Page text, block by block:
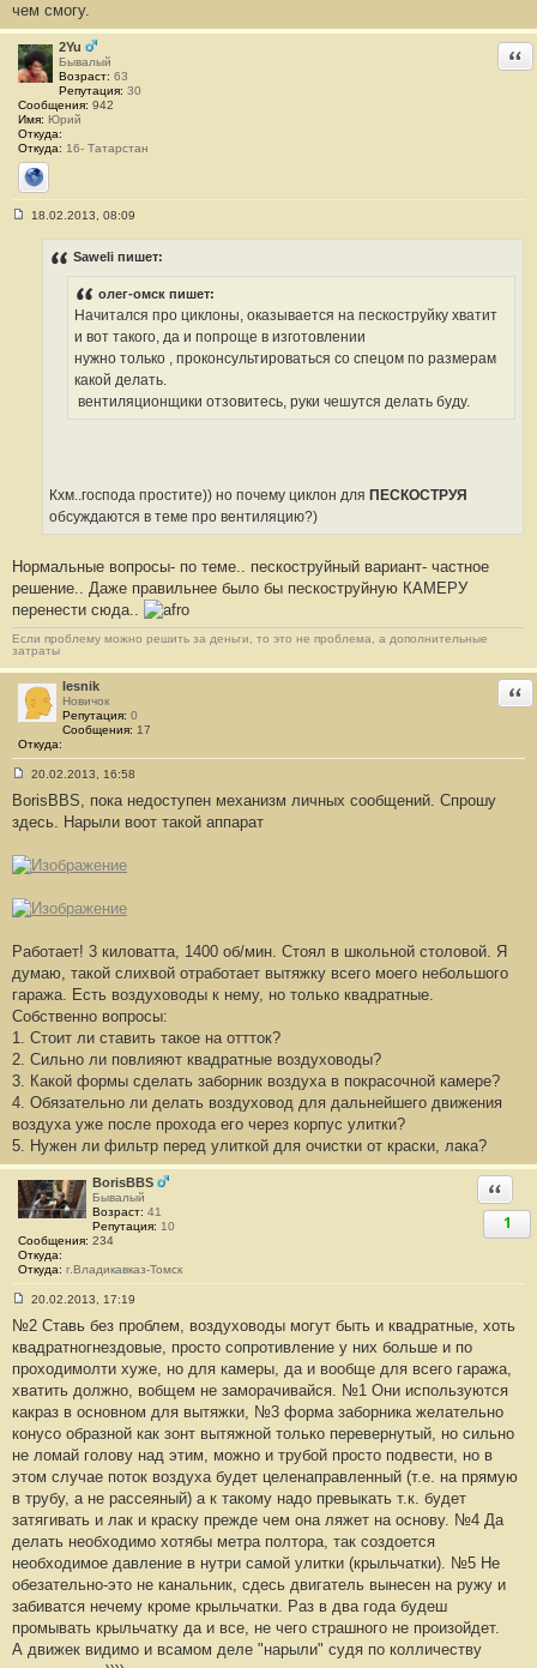
н
и
е
#
6
чем смогу.
2Yu
Бывалый
Возраст: 63
Репутация: 30
Сообщения: 942
Имя: Юрий
Откуда:
Откуда: 16- Татарстан
Сайт
18.02.2013, 08:09
Saweli пишет:
олег-омск пишет:
Начитался про циклоны, оказывается на пескоструйку хватит
и вот такого, да и попроще в изготовлении
нужно только , проконсультироваться со спецом по размерам
какой делать.
вентиляционщики отзовитесь, руки чешутся делать буду.
Кхм..господа простите)) но почему циклон для ПЕСКОСТРУЯ
обсуждаются в теме про вентиляцию?)
Нормальные вопросы- по теме.. пескоструйный вариант- частное
решение.. Даже правильнее было бы пескоструйную КАМЕРУ
перенести сюда..
Если проблему можно решить за деньги, то это не проблема, а дополнительные
затраты
lesnik
Новичок
Репутация: 0
Сообщения: 17
Откуда:
о
б
е
н
е
#
20.02.2013, 16:58
BorisBBS, пока недоступен механизм личных сообщений. Спрошу
здесь. Нарыли воот такой аппарат
Работает! 3 киловатта, 1400 об/мин. Стоял в школьной столовой. Я
думаю, такой слихвой отработает вытяжку всего моего небольшого
гаража. Есть воздуховоды к нему, но только квадратные.
Собственно вопросы:
1. Стоит ли ставить такое на оттток?
2. Сильно ли повлияют квадратные воздуховоды?
3. Какой формы сделать заборник воздуха в покрасочной камере?
4. Обязательно ли делать воздуховод для дальнейшего движения
воздуха уже после прохода его через корпус улитки?
5. Нужен ли фильтр перед улиткой для очистки от краски, лака?
BorisBBS
Бывалый
Возраст: 41
Репутация: 10
Сообщения: 234
Откуда:
Откуда: г.Владикавказ-Томск
1
о
б
щ
н
и
#
6
20.02.2013, 17:19
№2 Ставь без проблем, воздуховоды могут быть и квадратные, хоть
квадратногнездовые, просто сопротивление у них больше и по
проходимолти хуже, но для камеры, да и вообще для всего гаража,
хватить должно, вобщем не заморачивайся. №1 Они используются
какраз в основном для вытяжки, №3 форма заборника желательно
конусо образной как зонт вытяжной только перевернутый, но сильно
не ломай голову над этим, можно и трубой просто подвести, но в
этом случае поток воздуха будет целенаправленный (т.е. на прямую
в трубу, а не рассеяный) а к такому надо превыкать т.к. будет
затягивать и лак и краску прежде чем она ляжет на основу. №4 Да
делать необходимо хотябы метра полтора, так создоется
необходимое давление в нутри самой улитки (крыльчатки). №5 Не
обезательно-это не канальник, сдесь двигатель вынесен на ружу и
забиватся нечему кроме крыльчатки. Раз в два года будеш
промывать крыльчатку да и все, не чего страшного не произойдет.
А движек видимо и всамом деле "нарыли" судя по колличеству